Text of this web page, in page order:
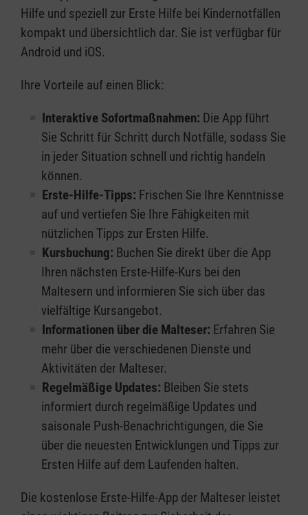
Hilfe und speziell zur Erste Hilfe bei Kindernotfällen
kompakt und übersichtlich dar. Sie ist verfügbar für
Android und iOS.
Ihre Vorteile auf einen Blick:
Interaktive Sofortmaßnahmen: Die App führt
Sie Schritt für Schritt durch Notfälle, sodass Sie
in jeder Situation schnell und richtig handeln
können.
Erste-Hilfe-Tipps: Frischen Sie Ihre Kenntnisse
auf und vertiefen Sie Ihre Fähigkeiten mit
nützlichen Tipps zur Ersten Hilfe.
Kursbuchung: Buchen Sie direkt über die App
Ihren nächsten Erste-Hilfe-Kurs bei den
Maltesern und informieren Sie sich über das
vielfältige Kursangebot.
Informationen über die Malteser: Erfahren Sie
mehr über die verschiedenen Dienste und
Aktivitäten der Malteser.
Regelmäßige Updates: Bleiben Sie stets
informiert durch regelmäßige Updates und
saisonale Push-Benachrichtigungen, die Sie
über die neuesten Entwicklungen und Tipps zur
Ersten Hilfe auf dem Laufenden halten.
Die kostenlose Erste-Hilfe-App der Malteser leistet